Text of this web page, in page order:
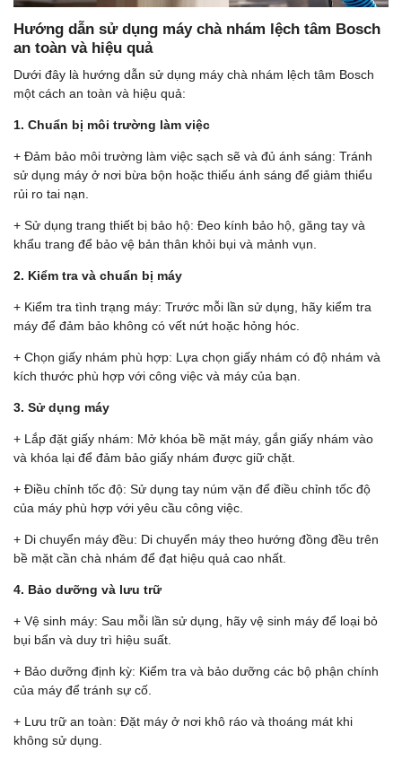
Hướng dẫn sử dụng máy chà nhám lệch tâm Bosch
an toàn và hiệu quả
Dưới đây là hướng dẫn sử dụng máy chà nhám lệch tâm Bosch
một cách an toàn và hiệu quả:
1. Chuẩn bị môi trường làm việc
+ Đảm bảo môi trường làm việc sạch sẽ và đủ ánh sáng: Tránh
sử dụng máy ở nơi bừa bộn hoặc thiếu ánh sáng để giảm thiểu
rủi ro tai nạn.
+ Sử dụng trang thiết bị bảo hộ: Đeo kính bảo hộ, găng tay và
khẩu trang để bảo vệ bản thân khỏi bụi và mảnh vụn.
2. Kiểm tra và chuẩn bị máy
+ Kiểm tra tình trạng máy: Trước mỗi lần sử dụng, hãy kiểm tra
máy để đảm bảo không có vết nứt hoặc hỏng hóc.
+ Chọn giấy nhám phù hợp: Lựa chọn giấy nhám có độ nhám và
kích thước phù hợp với công việc và máy của bạn.
3. Sử dụng máy
+ Lắp đặt giấy nhám: Mở khóa bề mặt máy, gắn giấy nhám vào
và khóa lại để đảm bảo giấy nhám được giữ chặt.
+ Điều chỉnh tốc độ: Sử dụng tay núm vặn để điều chỉnh tốc độ
của máy phù hợp với yêu cầu công việc.
+ Di chuyển máy đều: Di chuyển máy theo hướng đồng đều trên
bề mặt cần chà nhám để đạt hiệu quả cao nhất.
4. Bảo dưỡng và lưu trữ
+ Vệ sinh máy: Sau mỗi lần sử dụng, hãy vệ sinh máy để loại bỏ
bụi bẩn và duy trì hiệu suất.
+ Bảo dưỡng định kỳ: Kiểm tra và bảo dưỡng các bộ phận chính
của máy để tránh sự cố.
+ Lưu trữ an toàn: Đặt máy ở nơi khô ráo và thoáng mát khi
không sử dụng.